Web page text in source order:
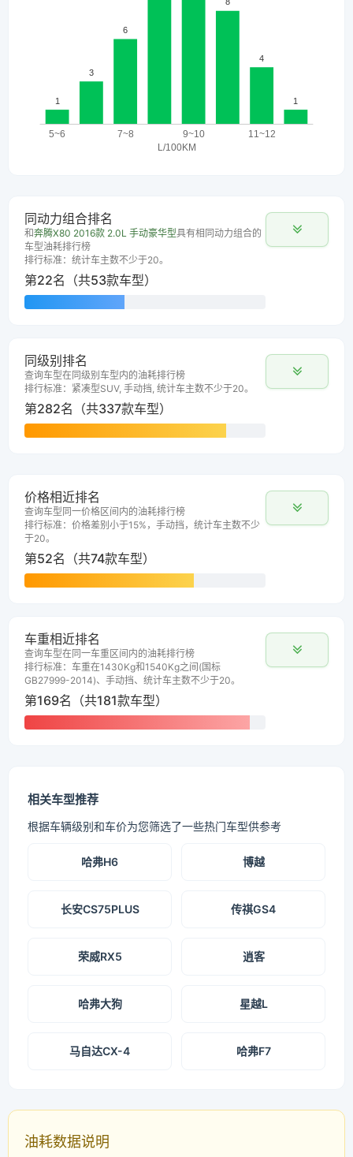
同动力组合排名
和奔腾X80 2016款 2.0L 手动豪华型具有相同动力组合的
车型油耗排行榜
排行标准：统计车主数不少于20。
第22名（共53款车型）
同级别排名
查询车型在同级别车型内的油耗排行榜
排行标准：紧凑型SUV, 手动挡, 统计车主数不少于20。
第282名（共337款车型）
价格相近排名
查询车型同一价格区间内的油耗排行榜
排行标准：价格差别小于15%，手动挡，统计车主数不少
于20。
第52名（共74款车型）
车重相近排名
查询车型在同一车重区间内的油耗排行榜
排行标准：车重在1430Kg和1540Kg之间(国标
GB27999-2014)、手动挡、统计车主数不少于20。
第169名（共181款车型）
相关车型推荐
根据车辆级别和车价为您筛选了一些热门车型供参考
哈弗H6 博越
长安CS75PLUS 传祺GS4
荣威RX5 逍客
哈弗大狗 星越L
马自达CX-4 哈弗F7
油耗数据说明